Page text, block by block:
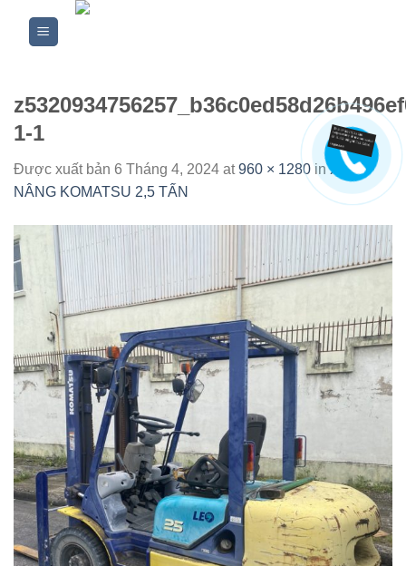
1-1
Được xuất bản 6 Tháng 4, 2024 at960 × 1280inXE
NÂNG KOMATSU 2,5 TẤN